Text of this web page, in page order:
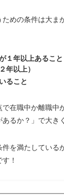
めの条件は大ま
１年以上あるこ
年以上）
ること
在職中か離職中
るか？」で大き
を満たしている
！